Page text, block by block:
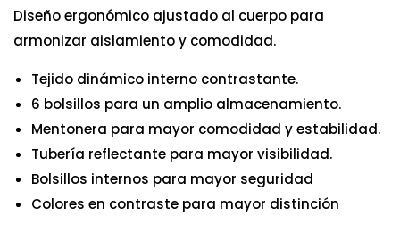
Diseño ergonómico ajustado al cuerpo para
armonizar aislamiento y comodidad.
Tejido dinámico interno contrastante.
6 bolsillos para un amplio almacenamiento.
Mentonera para mayor comodidad y estabilidad.
Tubería reflectante para mayor visibilidad.
Bolsillos internos para mayor seguridad
Colores en contraste para mayor distinción